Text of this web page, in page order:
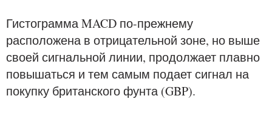
Гистограмма MACD по-прежнему
расположена в отрицательной зоне, но выше
своей сигнальной линии, продолжает плавно
повышаться и тем самым подает сигнал на
покупку британского фунта (GBP).